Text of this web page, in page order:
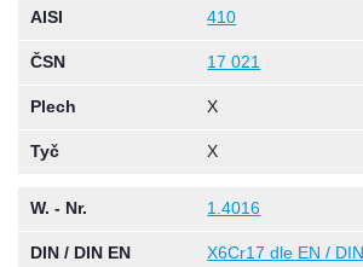
AISI 410
ČSN 17 021
Plech X
Tyč X
W. - Nr. 1.4016
DIN / DIN EN X6Cr17 dle EN / DIN